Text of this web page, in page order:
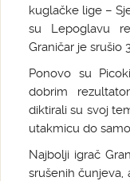
kuglačke lige –
su Lepoglavu
Graničar je srušio
Ponovo su
dobrim
diktirali su svoj
utakmicu do
Najbolji igrač
srušenih čunjeva,